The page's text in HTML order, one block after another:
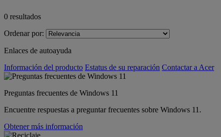
0 resultados
Ordenar por:
Enlaces de autoayuda
Información del producto Estatus de su reparación Contactar a Acer
Preguntas frecuentes de Windows 11
Encuentre respuestas a preguntar frecuentes sobre Windows 11.
Obtener más información